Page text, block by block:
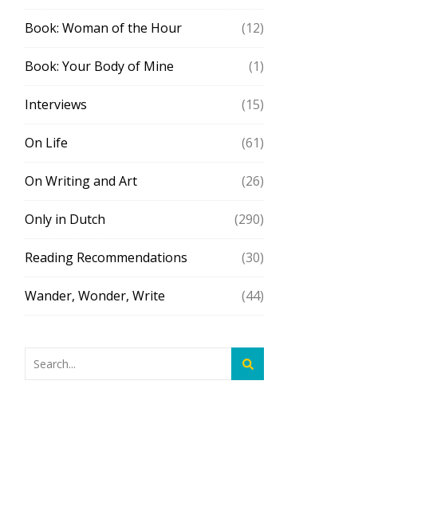
Book: Woman of the Hour (12)
Book: Your Body of Mine (1)
Interviews (15)
On Life (61)
On Writing and Art (26)
Only in Dutch (290)
Reading Recommendations (30)
Wander, Wonder, Write (44)